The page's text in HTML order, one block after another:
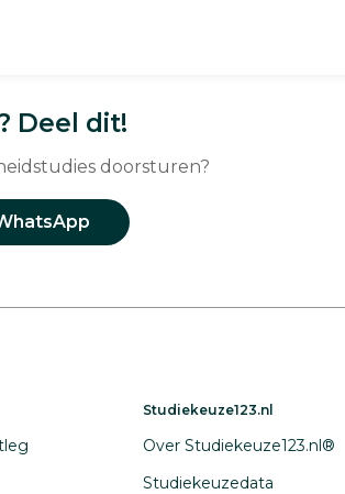
Deel dit!
doorsturen?
Studiekeuze123.nl
Over Studiekeuze123.nl®
Studiekeuzedata